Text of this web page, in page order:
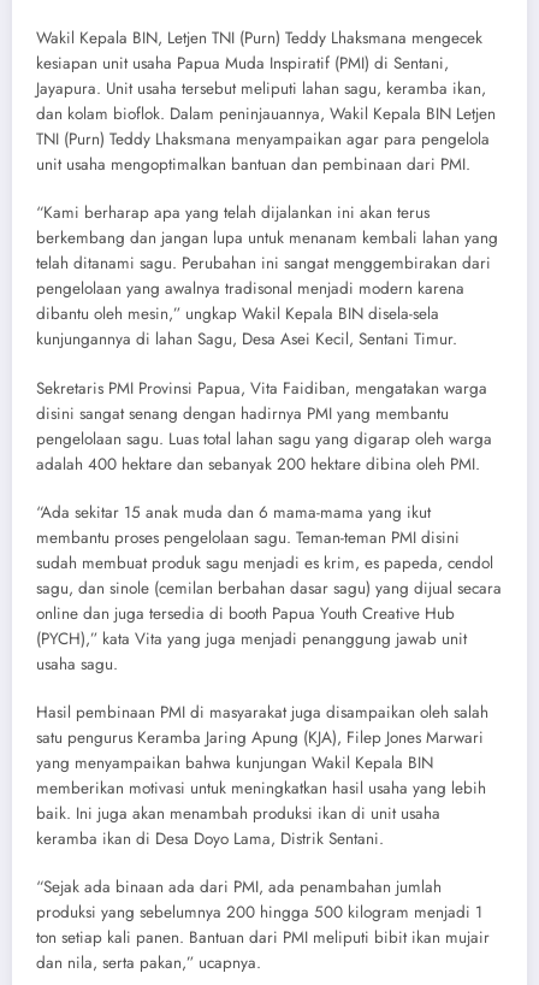
Wakil Kepala BIN, Letjen TNI (Purn) Teddy Lhaksmana mengecek
kesiapan unit usaha Papua Muda Inspiratif (PMI) di Sentani,
Jayapura. Unit usaha tersebut meliputi lahan sagu, keramba ikan,
dan kolam bioflok. Dalam peninjauannya, Wakil Kepala BIN Letjen
TNI (Purn) Teddy Lhaksmana menyampaikan agar para pengelola
unit usaha mengoptimalkan bantuan dan pembinaan dari PMI.
“Kami berharap apa yang telah dijalankan ini akan terus
berkembang dan jangan lupa untuk menanam kembali lahan yang
telah ditanami sagu. Perubahan ini sangat menggembirakan dari
pengelolaan yang awalnya tradisonal menjadi modern karena
dibantu oleh mesin,” ungkap Wakil Kepala BIN disela-sela
kunjungannya di lahan Sagu, Desa Asei Kecil, Sentani Timur.
Sekretaris PMI Provinsi Papua, Vita Faidiban, mengatakan warga
disini sangat senang dengan hadirnya PMI yang membantu
pengelolaan sagu. Luas total lahan sagu yang digarap oleh warga
adalah 400 hektare dan sebanyak 200 hektare dibina oleh PMI.
“Ada sekitar 15 anak muda dan 6 mama-mama yang ikut
membantu proses pengelolaan sagu. Teman-teman PMI disini
sudah membuat produk sagu menjadi es krim, es papeda, cendol
sagu, dan sinole (cemilan berbahan dasar sagu) yang dijual secara
online dan juga tersedia di booth Papua Youth Creative Hub
(PYCH),” kata Vita yang juga menjadi penanggung jawab unit
usaha sagu.
Hasil pembinaan PMI di masyarakat juga disampaikan oleh salah
satu pengurus Keramba Jaring Apung (KJA), Filep Jones Marwari
yang menyampaikan bahwa kunjungan Wakil Kepala BIN
memberikan motivasi untuk meningkatkan hasil usaha yang lebih
baik. Ini juga akan menambah produksi ikan di unit usaha
keramba ikan di Desa Doyo Lama, Distrik Sentani.
“Sejak ada binaan ada dari PMI, ada penambahan jumlah
produksi yang sebelumnya 200 hingga 500 kilogram menjadi 1
ton setiap kali panen. Bantuan dari PMI meliputi bibit ikan mujair
dan nila, serta pakan,” ucapnya.